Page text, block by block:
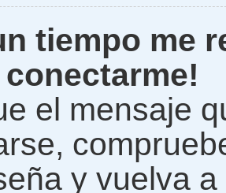
tiempo me
el mensaje
y vuelva